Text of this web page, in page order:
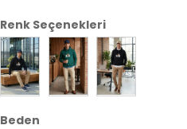
Renk Seçenekleri
Beden